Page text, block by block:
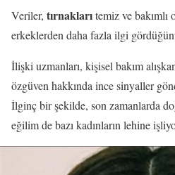
Veriler, tırnaklarıtemiz ve bakımlı
erkeklerden daha fazla ilgi
İlişki uzmanları, kişisel bakım
özgüven hakkında ince sinyaller
İlginç bir şekilde, son zamanlarda
eğilim de bazı kadınların lehine